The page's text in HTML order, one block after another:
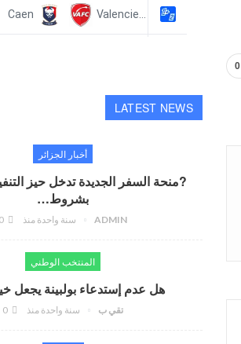
0
LATEST NEWS
أخبار الجزائر
بشروط…
ADMIN سنة واحدة منذ
المنتخب الوطني
هل عدم إستدعاء بولبينة يجعل
تقي ب سنة واحدة منذ